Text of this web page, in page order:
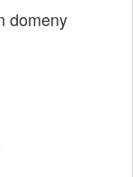
domeny